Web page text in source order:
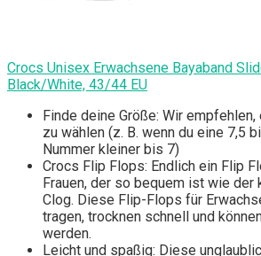
Crocs Unisex Erwachsene Bayaband
Black/White, 43/44 EU
Finde deine Größe: Wir
zu wählen (z. B. wenn du eine 7,5
Nummer kleiner bis 7)
Crocs Flip Flops: Endlich ein Flip
Frauen, der so bequem ist wie der
Clog. Diese Flip-Flops für
tragen, trocknen schnell und
werden.
Leicht und spaßig: Diese